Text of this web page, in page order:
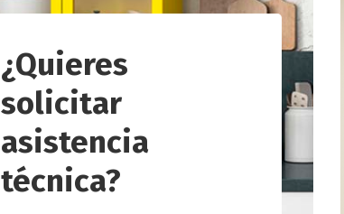
¿Quieres
solicitar
asistencia
técnica?